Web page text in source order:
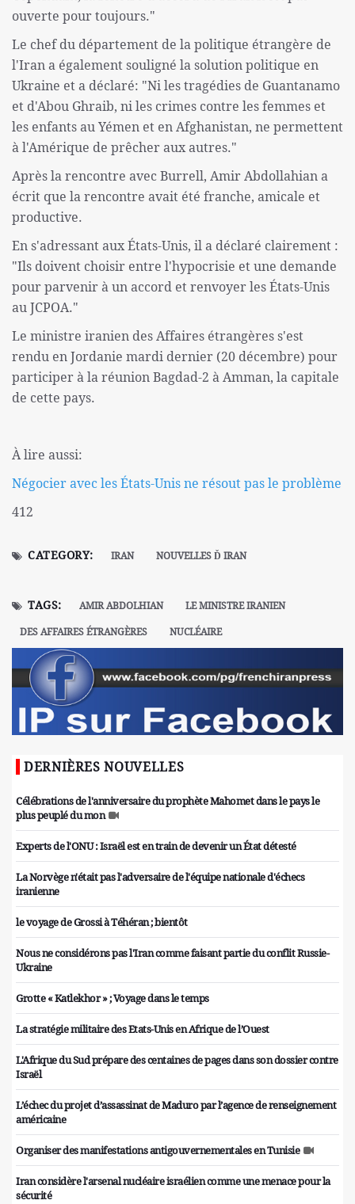
ouverte pour toujours."
Le chef du département de la politique étrangère de
l'Iran a également souligné la solution politique en
Ukraine et a déclaré: "Ni les tragédies de Guantanamo
et d'Abou Ghraib, ni les crimes contre les femmes et
les enfants au Yémen et en Afghanistan, ne permettent
à l'Amérique de prêcher aux autres."
Après la rencontre avec Burrell, Amir Abdollahian a
écrit que la rencontre avait été franche, amicale et
productive.
En s'adressant aux États-Unis, il a déclaré clairement :
"Ils doivent choisir entre l'hypocrisie et une demande
pour parvenir à un accord et renvoyer les États-Unis
au JCPOA."
Le ministre iranien des Affaires étrangères s'est
rendu en Jordanie mardi dernier (20 décembre) pour
participer à la réunion Bagdad-2 à Amman, la capitale
de cette pays.
À lire aussi:
Négocier avec les États-Unis ne résout pas le problème
412
CATEGORY: IRAN NOUVELLES Ď IRAN
TAGS: AMIR ABDOLHIAN
LE MINISTRE IRANIEN
DES AFFAIRES ÉTRANGÈRES
NUCLÉAIRE
DERNIÈRES NOUVELLES
Célébrations de l'anniversaire du prophète Mahomet dans le pays le
plus peuplé du mon
Experts de l'ONU : Israël est en train de devenir un État détesté
La Norvège n'était pas l'adversaire de l'équipe nationale d'échecs
iranienne
le voyage de Grossi à Téhéran ; bientôt
Nous ne considérons pas l'Iran comme faisant partie du conflit Russie-
Ukraine
Grotte « Katlekhor » ; Voyage dans le temps
La stratégie militaire des Etats-Unis en Afrique de l’Ouest
L'Afrique du Sud prépare des centaines de pages dans son dossier contre
Israël
L’échec du projet d’assassinat de Maduro par l’agence de renseignement
américaine
Organiser des manifestations antigouvernementales en Tunisie
Iran considère l'arsenal nucléaire israélien comme une menace pour la
sécurité